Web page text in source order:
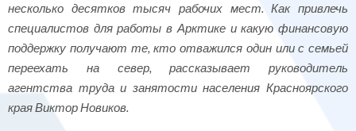
несколько десятков тысяч рабочих мест. Как привлечь
специалистов для работы в Арктике и какую финансовую
поддержку получают те, кто отважился один или с семьей
переехать на север, рассказывает руководитель
агентства труда и занятости населения Красноярского
края Виктор Новиков.